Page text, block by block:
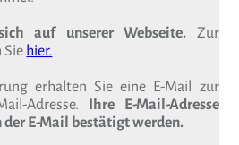
auf unserer Webseite. Zur
Siehier.
erhalten Sie eine E-Mail zur
Adresse. Ihre E-Mail-Adresse
der E-Mail bestätigt werden.